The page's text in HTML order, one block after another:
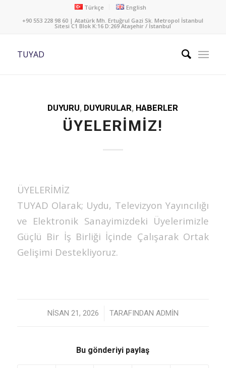
Türkçe
English
+90 553 228 98 60 | Atatürk Mh. Ertuğrul Gazi Sk. Metropol İstanbul
Sitesi C1 Blok K:16 D:269 Ataşehir / İstanbul
TUYAD
DUYURU, DUYURULAR, HABERLER
ÜYELERİMİZ!
ÜYELERİMİZ
TUYAD Olarak; Uydu, Televizyon Yayıncılığı
ve Elektronik Sanayimizdeki Üyelerimizle
Güçlü Bir İş Birliği İçinde Çalışarak Ortak
Gelişimi Destekliyoruz.
NISAN 21, 2026
/ TARAFINDAN ADMIN
Bu gönderiyi paylaş